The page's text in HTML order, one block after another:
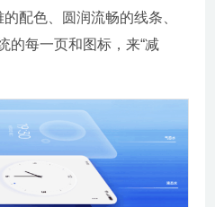
配色、圆润流畅的线条、
的每一页和图标，来“减